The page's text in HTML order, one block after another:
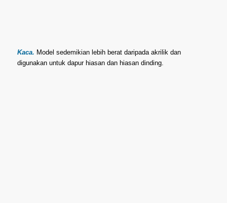
Kaca. Model sedemikian lebih berat daripada akrilik dan
digunakan untuk dapur hiasan dan hiasan dinding.